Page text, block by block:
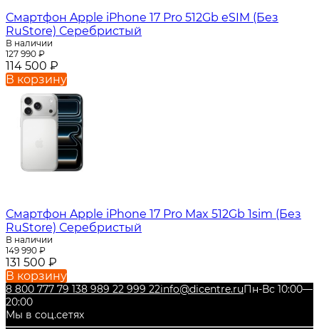
Смартфон Apple iPhone 17 Pro 512Gb eSIM (Без
RuStore) Серебристый
В наличии
127 990 ₽
114 500 ₽
В корзину
Смартфон Apple iPhone 17 Pro Max 512Gb 1sim (Без
RuStore) Серебристый
В наличии
149 990 ₽
131 500 ₽
В корзину
8 800 777 79 138 989 22 999 22info@dicentre.ruПн-Вс 10:00—
20:00
Мы в соц.сетях